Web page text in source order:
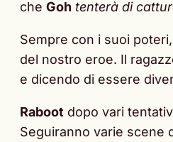
che Goh tenterà di
Sempre con i suoi
del nostro eroe. Il
e dicendo di essere
Raboot dopo vari
Seguiranno varie scene